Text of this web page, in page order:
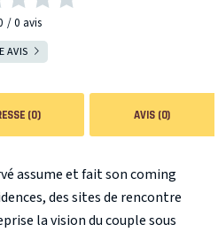
0 avis
AVIS
(0) AVIS (0)
assume et fait son coming
des sites de rencontre
la vision du couple sous